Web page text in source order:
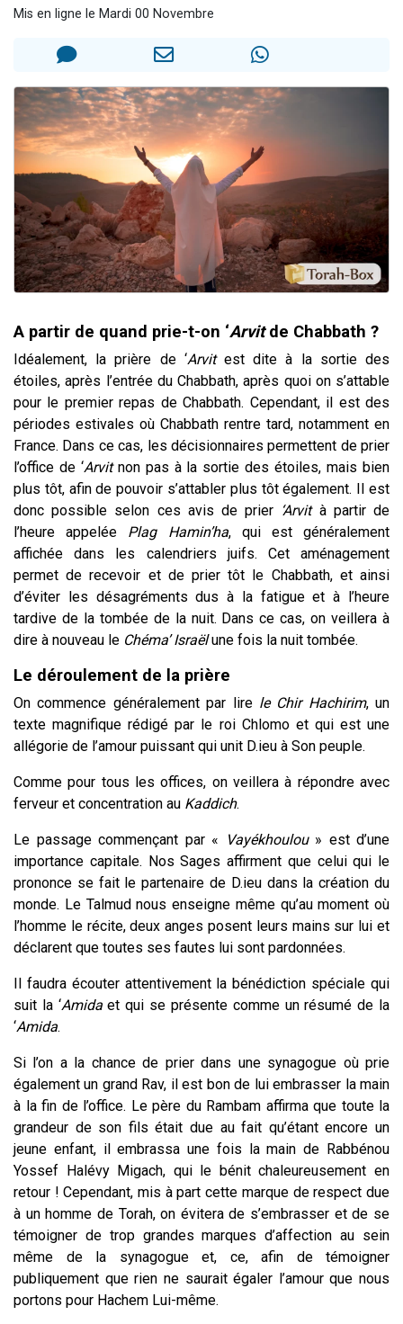
Nathaniel vient de donner son Maasser
Mis en ligne le Mardi 00 Novembre
A partir de quand prie-t-on ‘Arvitde Chabbath ?
Idéalement, la prière de ‘Arvitest dite à la sortie des
étoiles, après l’entrée du Chabbath, après quoi on s’attable
pour le premier repas de Chabbath. Cependant, il est des
périodes estivales où Chabbath rentre tard, notamment en
France. Dans ce cas, les décisionnaires permettent de prier
l’office de ‘Arvitnon pas à la sortie des étoiles, mais bien
plus tôt, afin de pouvoir s’attabler plus tôt également. Il est
donc possible selon ces avis de prier ‘Arvit à partir de
l’heure appelée Plag Hamin’ha, qui est généralement
affichée dans les calendriers juifs. Cet aménagement
permet de recevoir et de prier tôt le Chabbath, et ainsi
d’éviter les désagréments dus à la fatigue et à l’heure
tardive de la tombée de la nuit. Dans ce cas, on veillera à
dire à nouveau le Chéma’ Israëlune fois la nuit tombée.
Le déroulement de la prière
On commence généralement par lire le Chir Hachirim, un
texte magnifique rédigé par le roi Chlomo et qui est une
allégorie de l’amour puissant qui unit D.ieu à Son peuple.
Comme pour tous les offices, on veillera à répondre avec
ferveur et concentration au Kaddich.
Le passage commençant par « Vayékhoulou» est d’une
importance capitale. Nos Sages affirment que celui qui le
prononce se fait le partenaire de D.ieu dans la création du
monde. Le Talmud nous enseigne même qu’au moment où
l’homme le récite, deux anges posent leurs mains sur lui et
déclarent que toutes ses fautes lui sont pardonnées.
Il faudra écouter attentivement la bénédiction spéciale qui
suit la ‘Amidaet qui se présente comme un résumé de la
‘Amida.
Si l’on a la chance de prier dans une synagogue où prie
également un grand Rav, il est bon de lui embrasser la main
à la fin de l’office. Le père du Rambam affirma que toute la
grandeur de son fils était due au fait qu’étant encore un
jeune enfant, il embrassa une fois la main de Rabbénou
Yossef Halévy Migach, qui le bénit chaleureusement en
retour ! Cependant, mis à part cette marque de respect due
à un homme de Torah, on évitera de s’embrasser et de se
témoigner de trop grandes marques d’affection au sein
même de la synagogue et, ce, afin de témoigner
publiquement que rien ne saurait égaler l’amour que nous
portons pour Hachem Lui-même.